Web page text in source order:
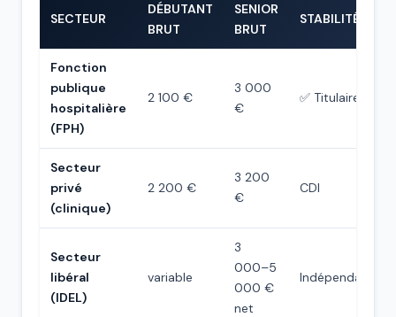
SECTEUR
DÉBUTANT
BRUT
SENIOR
BRUT
STABILITÉ
Fonction
publique
hospitalière
(FPH)
2 100 €
3 000
€
✅ Titulaire
Secteur
privé
(clinique)
2 200 €
3 200
€
CDI
Secteur
libéral
(IDEL)
variable
3
000–5
000 €
net
Indépendant